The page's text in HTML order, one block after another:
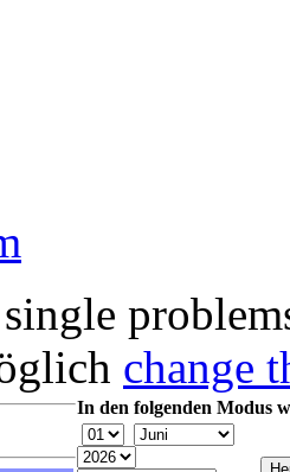
change
In den folgenden Modus